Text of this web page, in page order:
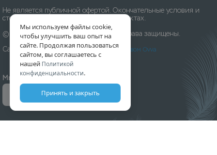
Мы используем файлы cookie,
чтобы улучшить ваш опыт на
сайте. Продолжая пользоваться
сайтом, вы соглашаетесь с
нашей Политикой
конфиденциальности.
Принять и закрыть
Не является публичной офертой. Окончательные условия и
стоимость уточняйте на приёмных пунктах.
© 1996-2026Химчистка «Леда». Все права защищены.
Сайт разработан и создан Digital-агентством Ovva
Мы принимаем к оплате: